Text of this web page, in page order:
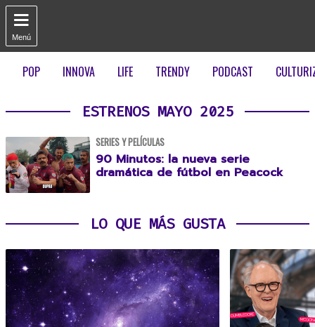

Menú
POP INNOVA LIFE TRENDY PODCAST
ESTRENOS MAYO 2025
SERIES Y PELÍCULAS
90 Minutos: la nueva serie
dramática de fútbol en Peacock
LO QUE MÁS GUSTA